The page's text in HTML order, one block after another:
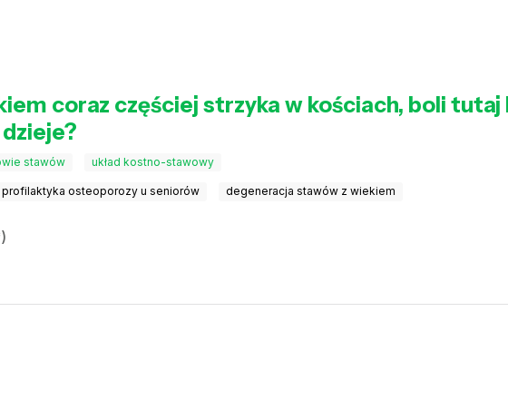
coraz częściej strzyka w kościach, boli tutaj
stawów układ kostno-stawowy
profilaktyka osteoporozy u seniorów degeneracja stawów z wiekiem